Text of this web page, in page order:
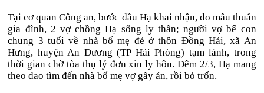
Tại cơ quan Công an, bước đầu Hạ khai nhận, do mâu thuẫn
gia đình, 2 vợ chồng Hạ sống ly thân; người vợ bế con
chung 3 tuổi về nhà bố mẹ đẻ ở thôn Đồng Hải, xã An
Hưng, huyện An Dương (TP Hải Phòng) tạm lánh, trong
thời gian chờ tòa thụ lý đơn xin ly hôn. Đêm 2/3, Hạ mang
theo dao tìm đến nhà bố mẹ vợ gây án, rồi bỏ trốn.